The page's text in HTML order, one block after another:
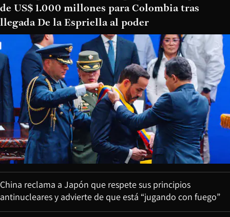
de US$ 1.000 millones para Colombia tras
llegada De la Espriella al poder
China reclama a Japón que respete sus principios
antinucleares y advierte de que está “jugando con fuego”